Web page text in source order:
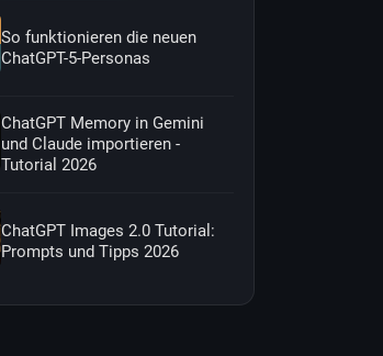
So funktionieren die neuen
ChatGPT-5-Personas
ChatGPT Memory in Gemini
und Claude importieren -
Tutorial 2026
ChatGPT Images 2.0 Tutorial:
Prompts und Tipps 2026